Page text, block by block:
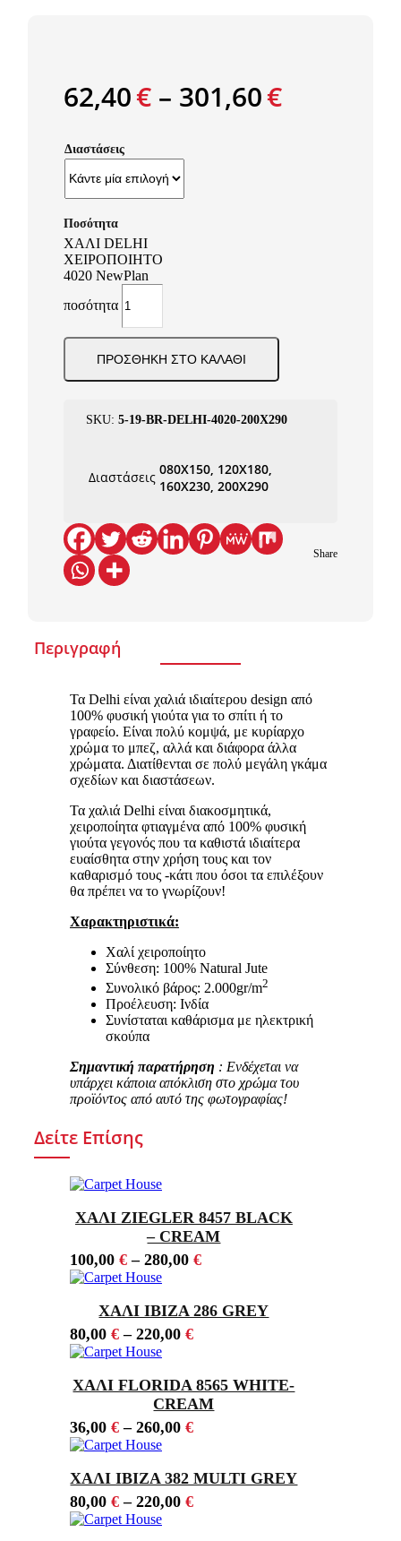
62,40€– 301,60€
Διαστάσεις
ΧΑΛΙ DELHI
ΧΕΙΡΟΠΟΙΗΤΟ
4020 NewPlan
ποσότητα
ΠΡΟΣΘΉΚΗ ΣΤΟ ΚΑΛΆΘΙ
SKU: 5-19-BR-DELHI-4020-200X290
Διαστάσεις 080X150, 120X180,
160X230, 200X290
Share
Περιγραφή
Τα Delhi είναι χαλιά ιδιαίτερου design από
100% φυσική γιούτα για το σπίτι ή το
γραφείο. Είναι πολύ κομψά, με κυρίαρχο
χρώμα το μπεζ, αλλά και διάφορα άλλα
χρώματα. Διατίθενται σε πολύ μεγάλη γκάμα
σχεδίων και διαστάσεων.
Τα χαλιά Delhi είναι διακοσμητικά,
χειροποίητα φτιαγμένα από 100% φυσική
γιούτα γεγονός που τα καθιστά ιδιαίτερα
ευαίσθητα στην χρήση τους και τον
καθαρισμό τους -κάτι που όσοι τα επιλέξουν
θα πρέπει να το γνωρίζουν!
Χαρακτηριστικά:
Χαλί χειροποίητο
Σύνθεση: 100% Natural Jute
Συνολικό βάρος: 2.000gr/m2
Προέλευση: Ινδία
Συνίσταται καθάρισμα με ηλεκτρική
σκούπα
Σημαντική παρατήρηση : Ενδέχεται να
υπάρχει κάποια απόκλιση στο χρώμα του
προϊόντος από αυτό της φωτογραφίας!
Δείτε Επίσης
ΧΑΛΙ ZIEGLER 8457 BLACK
– CREAM
100,00 €– 280,00 €
ΧΑΛΙ IBIZA 286 GREY
80,00 €– 220,00 €
ΧΑΛΙ FLORIDA 8565 WHITE-
CREAM
36,00 €– 260,00 €
ΧΑΛΙ IBIZA 382 MULTI GREY
80,00 €– 220,00 €